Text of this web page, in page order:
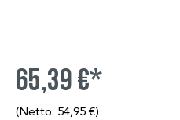
65,39 €*
(Netto: 54,95 €)